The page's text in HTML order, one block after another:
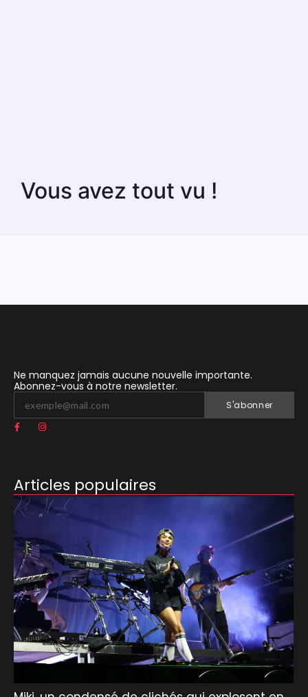
Vous avez tout vu !
Ne manquez jamais aucune nouvelle importante.
Abonnez-vous à notre newsletter.
S'abonner
Articles populaires